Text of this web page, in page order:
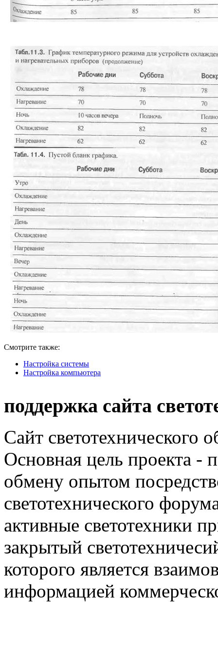
Смотрите также:
Настройка системы
Настройка компьютера
поддержка сайта
Сайт светотехнического
Основная цель проекта -
обмену опытом
светотехнического
активные светотехники
закрытый
которого является
информацией